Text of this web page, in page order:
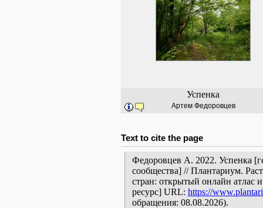
Успенка
Артем Федоровцев
Text to cite the page
Федоровцев А. 2022. Успенка
сообщества] // Плантариум.
стран: открытый онлайн атлас
ресурс] URL: https://
обращения: 08.08.2026).